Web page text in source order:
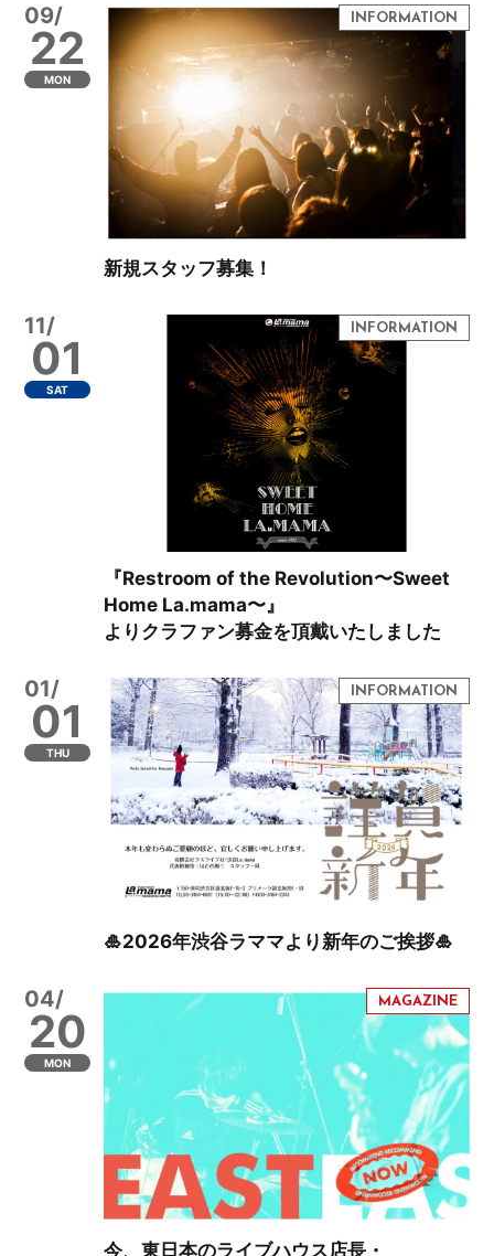
09/
22
MON
新規スタッフ募集！
11/
01
SAT
『Restroom of the Revolution〜Sweet
Home La.mama〜』
よりクラファン募金を頂戴いたしました
01/
01
THU
🎍2026年渋谷ラママより新年のご挨拶🎍
04/
20
MON
今、東日本のライブハウス店長・